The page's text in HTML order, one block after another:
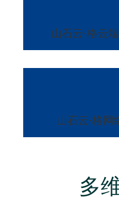
山石云·格云
山石云·格网
多